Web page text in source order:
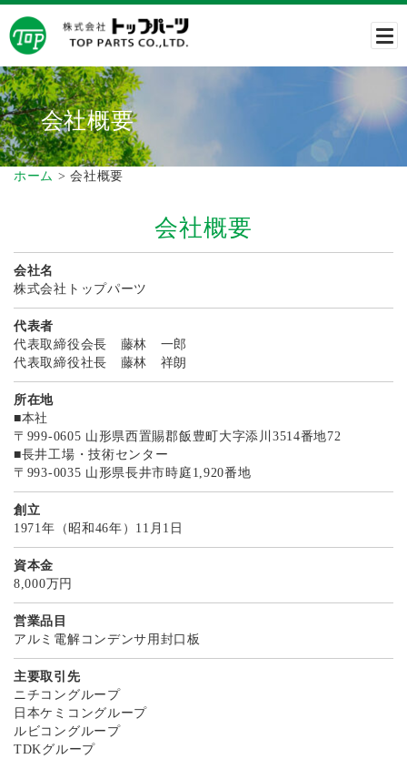
会社概要
ホーム >会社概要
会社概要
会社名
株式会社トップパーツ
代表者
代表取締役会長 藤林 一郎
代表取締役社長 藤林 祥朗
所在地
■本社
〒999-0605 山形県西置賜郡飯豊町大字添川3514番地72
■長井工場・技術センター
〒993-0035 山形県長井市時庭1,920番地
創立
1971年（昭和46年）11月1日
資本金
8,000万円
営業品目
アルミ電解コンデンサ用封口板
主要取引先
ニチコングループ
日本ケミコングループ
ルビコングループ
TDKグループ